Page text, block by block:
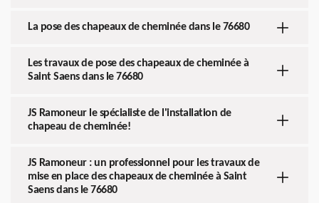
La pose des chapeaux de cheminée dans le 76680
Les travaux de pose des chapeaux de cheminée à
Saint Saens dans le 76680
JS Ramoneur le spécialiste de l'installation de
chapeau de cheminée!
JS Ramoneur : un professionnel pour les travaux de
mise en place des chapeaux de cheminée à Saint
Saens dans le 76680